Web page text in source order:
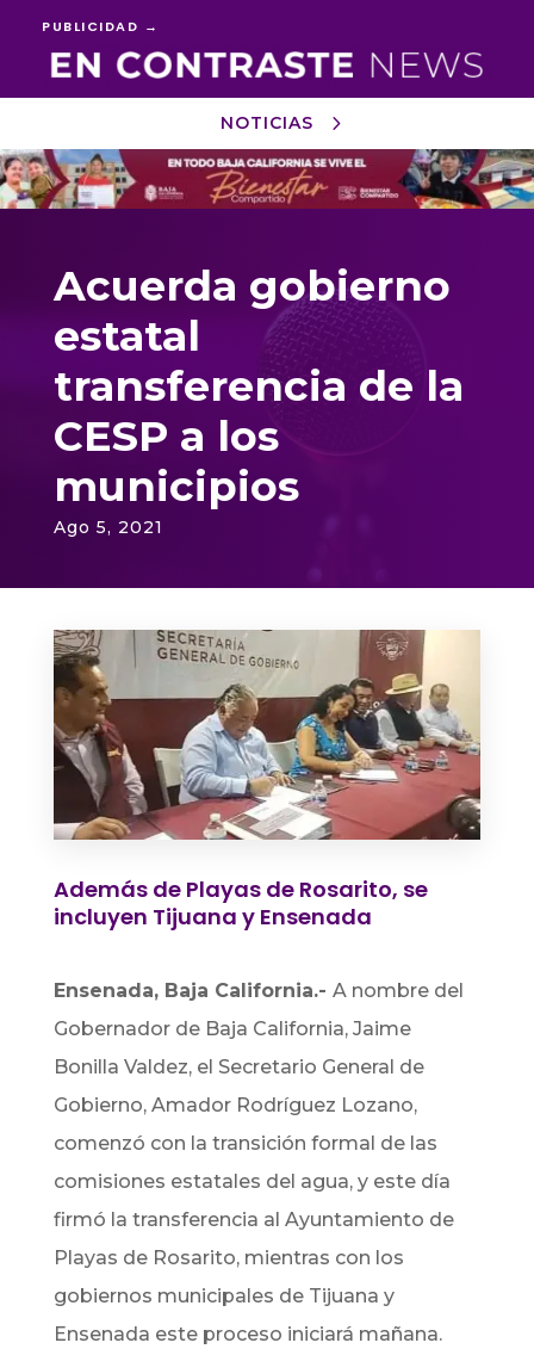
PUBLICIDAD →
NOTICIAS
Reproductor
de
vídeo
Acuerda gobierno
estatal
transferencia de la
CESP a los
municipios
Ago 5, 2021
Además de Playas de Rosarito, se
incluyen Tijuana y Ensenada
Ensenada, Baja California.- A nombre del
Gobernador de Baja California, Jaime
Bonilla Valdez, el Secretario General de
Gobierno, Amador Rodríguez Lozano,
comenzó con la transición formal de las
comisiones estatales del agua, y este día
firmó la transferencia al Ayuntamiento de
Playas de Rosarito, mientras con los
gobiernos municipales de Tijuana y
Ensenada este proceso iniciará mañana.